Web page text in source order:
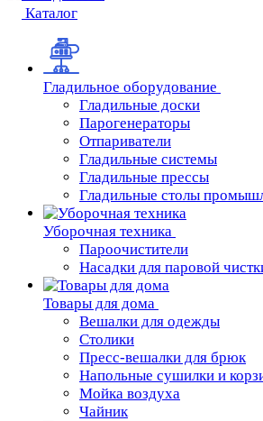
Каталог
Гладильное оборудование
Гладильные доски
Парогенераторы
Отпариватели
Гладильные системы
Гладильные прессы
Гладильные столы
Уборочная техника
Пароочистители
Насадки для паровой
Товары для дома
Вешалки для одежды
Столики
Пресс-вешалки для брюк
Напольные сушилки и
Мойка воздуха
Чайник